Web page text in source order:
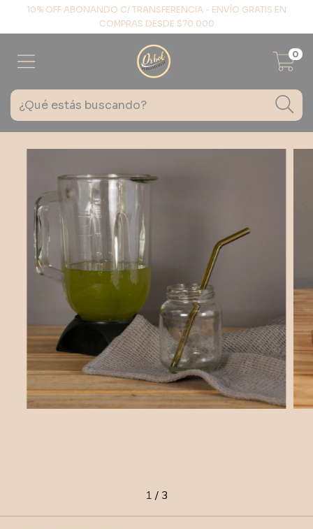
10% OFF ABONANDO C/ TRANSFERENCIA - ENVÍO GRATIS EN
COMPRAS DESDE $70.000
0
1 / 3